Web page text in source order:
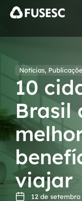
Notícias,
10
Brasil
viajar
12 de setembro